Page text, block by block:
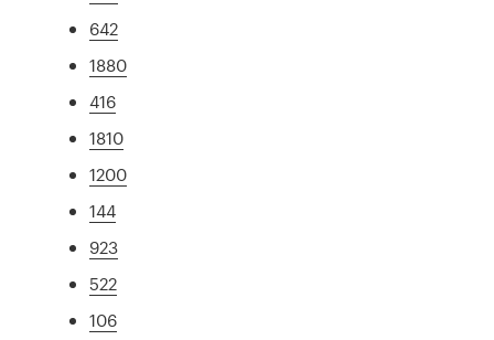
642
1880
416
1810
1200
144
923
522
106